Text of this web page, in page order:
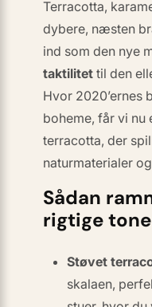
Terracotta,
dybere, næsten
ind som den nye
taktilitet til den
Hvor 2020’ernes
boheme, får vi nu
terracotta, der
naturmaterialer
Sådan
rigtige tone
Støvet
skalaen,